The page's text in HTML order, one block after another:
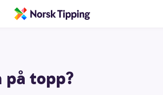
på topp?